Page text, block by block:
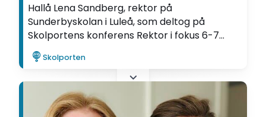
Hallå Lena Sandberg, rektor på
Sunderbyskolan i Luleå, som deltog på
Skolportens konferens Rektor i fokus 6-7
november i Stockholm. Vad fick du med dig?
Skolporten